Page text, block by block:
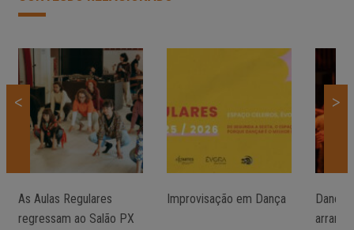
< >
As Aulas Regulares
regressam ao Salão PX
Improvisação em Dança